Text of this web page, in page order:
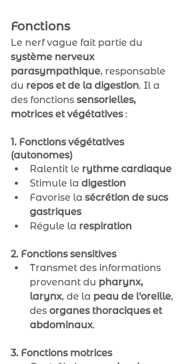
Fonctions
Le nerf vague fait partie du
système nerveux
parasympathique, responsable
du repos et de la digestion. Il a
des fonctions sensorielles,
motrices et végétatives :
1. Fonctions végétatives
(autonomes)
Ralentit le rythme cardiaque
Stimule la digestion
Favorise la sécrétion de sucs
gastriques
Régule la respiration
2. Fonctions sensitives
Transmet des informations
provenant du pharynx,
larynx, de la peau de l'oreille,
des organes thoraciques et
abdominaux.
3. Fonctions motrices